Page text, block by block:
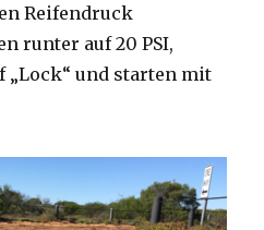
Reifendruck
runter auf 20 PSI,
„Lock“ und starten mit